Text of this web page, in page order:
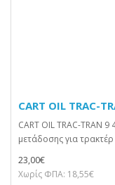
CART OIL TRAC-
CART OIL TRAC-TRAN 9
μετάδοσης για
23,00€
Χωρίς ΦΠΑ: 18,55€